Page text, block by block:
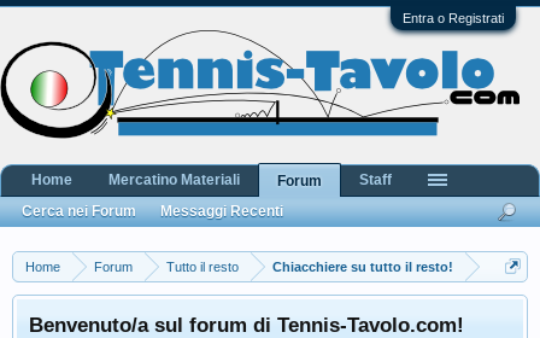
Entra o Registrati
Home Forum Tutto il resto Chiacchiere su tutto il resto!
Benvenuto/a sul forum di Tennis-Tavolo.com!
Home Mercatino Materiali
Forum
Cerca nei Forum
Messaggi Recenti
Staff